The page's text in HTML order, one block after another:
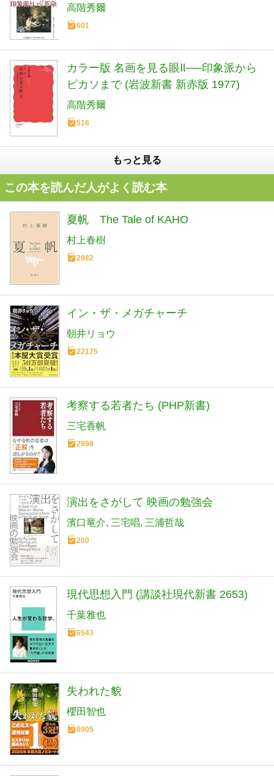
高階秀爾
601
カラー版 名画を見る眼Ⅱ──印象派から
ピカソまで (岩波新書 新赤版 1977)
高階秀爾
516
もっと見る
この本を読んだ人がよく読む本
夏帆 The Tale of KAHO
村上春樹
2982
イン・ザ・メガチャーチ
朝井リョウ
22175
考察する若者たち (PHP新書)
三宅香帆
2998
演出をさがして 映画の勉強会
濱口竜介 三宅唱 三浦哲哉
200
現代思想入門 (講談社現代新書 2653)
千葉雅也
6543
失われた貌
櫻田智也
8905